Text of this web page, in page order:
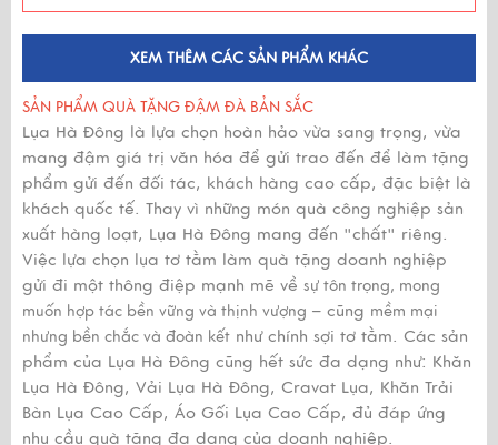
XEM THÊM CÁC SẢN PHẨM KHÁC
SẢN PHẨM QUÀ TẶNG ĐẬM ĐÀ BẢN SẮC
Lụa Hà Đông là lựa chọn hoàn hảo vừa sang trọng, vừa
mang đậm giá trị văn hóa để gửi trao đến để làm tặng
phẩm gửi đến đối tác, khách hàng cao cấp, đặc biệt là
khách quốc tế. Thay vì những món quà công nghiệp sản
xuất hàng loạt, Lụa Hà Đông mang đến "chất" riêng.
Việc lựa chọn lụa tơ tằm làm quà tặng doanh nghiệp
gửi đi một thông điệp mạnh mẽ về sự tôn trọng, mong
muốn hợp tác bền vững và thịnh vượng – cũng mềm mại
nhưng bền chắc và đoàn kết như chính sợi tơ tằm. Các sản
phẩm của Lụa Hà Đông cũng hết sức đa dạng như: Khăn
Lụa Hà Đông, Vải Lụa Hà Đông, Cravat Lụa, Khăn Trải
Bàn Lụa Cao Cấp, Áo Gối Lụa Cao Cấp, đủ đáp ứng
nhu cầu quà tặng đa dạng của doanh nghiệp.